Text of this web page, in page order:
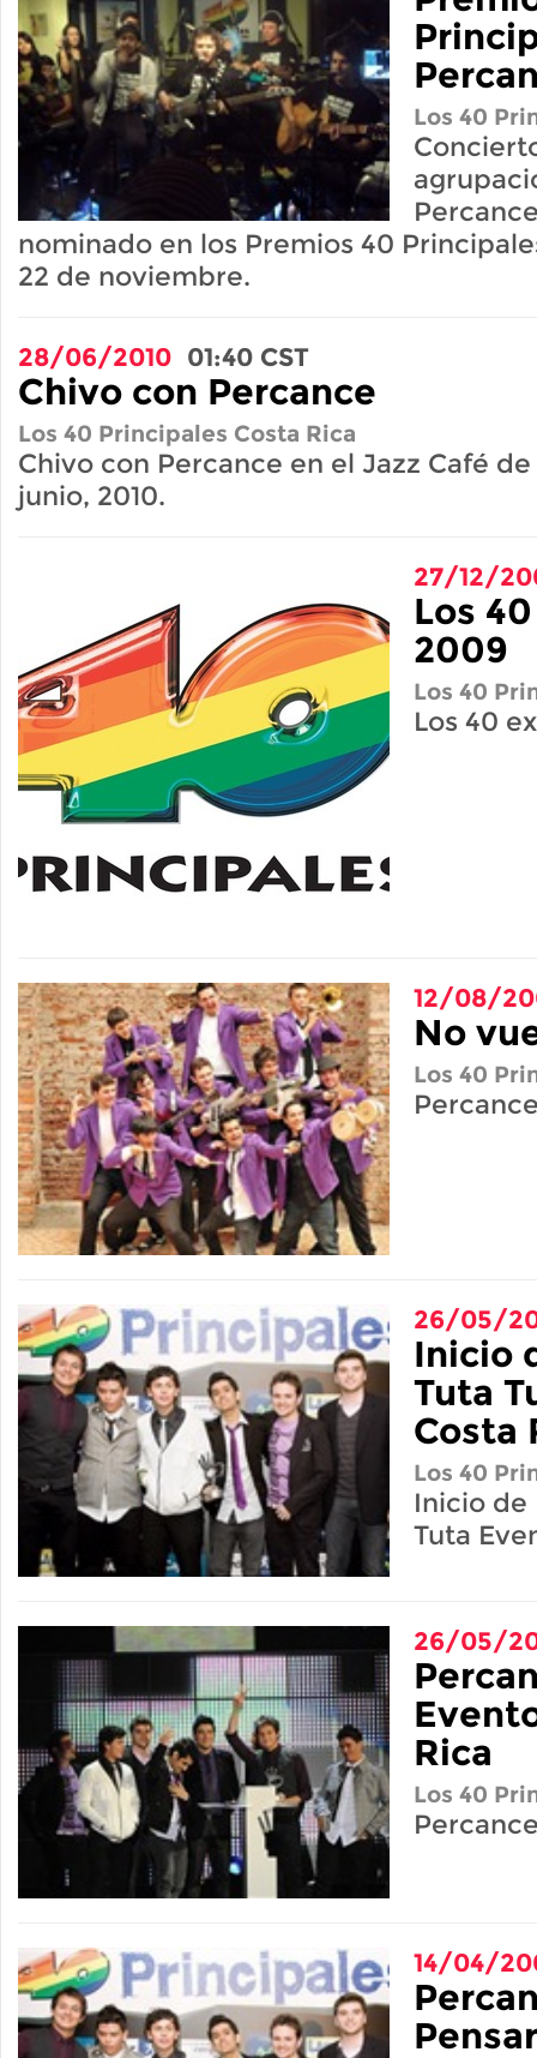
Los 40
nominado en los Premios 40
22 de noviembre.
28/06/2010 01:40 CST
Chivo con Percance
Los 40 Principales Costa Rica
Chivo con Percance en el Jazz Café de
junio, 2010.
27/12/
Los
2009
Los 40
Los 40
12/08/
No
Los 40
26/05/
Inicio
Tuta
Costa
Los 40
Inicio de
Tuta
26/05/
Rica
Los 40
14/04/